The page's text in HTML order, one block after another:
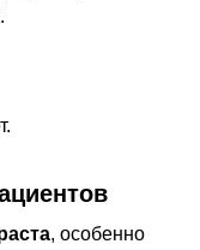
, особенно